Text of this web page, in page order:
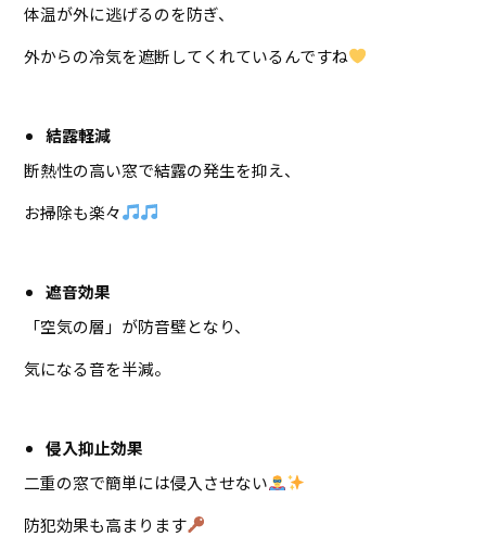
体温が外に逃げるのを防ぎ、
外からの冷気を遮断してくれているんですね
結露軽減
断熱性の高い窓で結露の発生を抑え、
お掃除も楽々
遮音効果
「空気の層」が防音壁となり、
気になる音を半減。
侵入抑止効果
二重の窓で簡単には侵入させない
防犯効果も高まります